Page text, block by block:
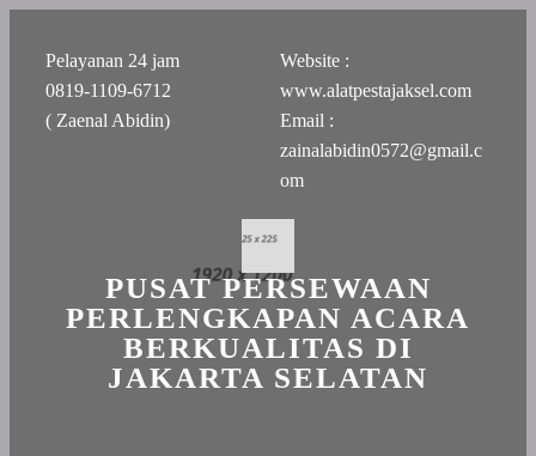
Pelayanan 24 jam
0819-1109-6712
( Zaenal Abidin)
Website :
www.alatpestajaksel.com
Email :
zainalabidin0572@gmail.c
om
PUSAT PERSEWAAN
PERLENGKAPAN ACARA
BERKUALITAS DI
JAKARTA SELATAN